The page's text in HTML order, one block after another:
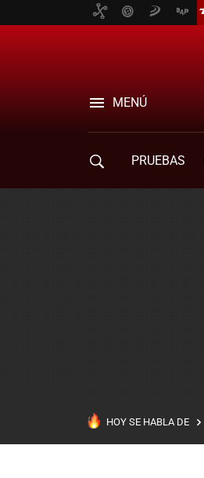
MENÚ
PRUEBAS
HOY SE HABLA DE